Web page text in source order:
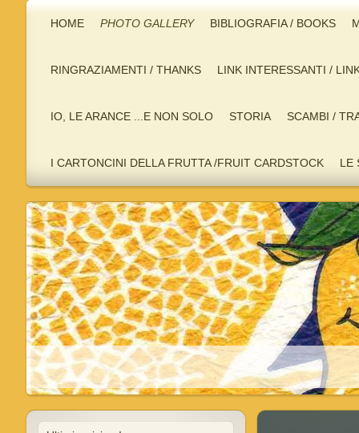
HOME PHOTO GALLERY BIBLIOGRAFIA / BOOKS
RINGRAZIAMENTI / THANKS LINK INTERESSANTI /
IO, LE ARANCE ...E NON SOLO STORIA SCAMBI /
I CARTONCINI DELLA FRUTTA /FRUIT CARDSTOCK LE